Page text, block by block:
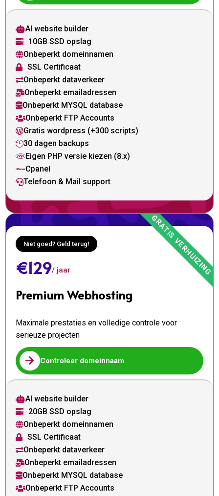
AI website builder
 10GB SSD opslag
Onbeperkt domeinnamen
 SSL Certificaat
Onbeperkt dataverkeer
Onbeperkt emailadressen
Onbeperkt MYSQL database
Onbeperkt FTP Accounts
Gratis wordpress (+300 scripts)
30 dagen backups
Eigen PHP versie kiezen (8.x)
Cpanel
Telefoon & Mail support
Niet goed? Geld terug!
€129/ jaar
Premium Webhosting
Maximale prestaties en volledige controle voor
serieuze projecten
 Controleer domeinnaam
AI website builder
 20GB SSD opslag
Onbeperkt domeinnamen
 SSL Certificaat
Onbeperkt dataverkeer
Onbeperkt emailadressen
Onbeperkt MYSQL database
Onbeperkt FTP Accounts